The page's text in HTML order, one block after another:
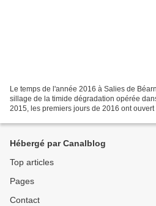
Le temps de l'année 2016 à Salies de
sillage de la timide dégradation opérée
2015, les premiers jours de 2016 ont
Hébergé par Canalblog
Top articles
Pages
Contact